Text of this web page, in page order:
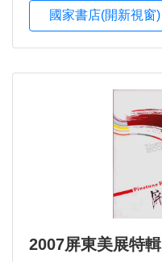
國家書店(開新視窗)
2007屏東美展特輯